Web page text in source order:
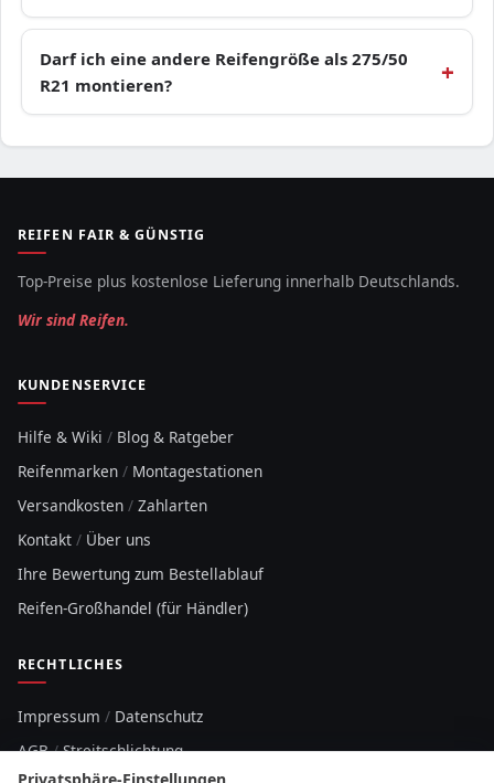
Darf ich eine andere Reifengröße als 275/50
R21 montieren?
REIFEN FAIR & GÜNSTIG
Top-Preise plus kostenlose Lieferung innerhalb Deutschlands.
Wir sind Reifen.
KUNDENSERVICE
Hilfe & Wiki / Blog & Ratgeber
Reifenmarken / Montagestationen
Versandkosten / Zahlarten
Kontakt / Über uns
Ihre Bewertung zum Bestellablauf
Reifen-Großhandel (für Händler)
RECHTLICHES
Impressum / Datenschutz
AGB/Streitschlichtung